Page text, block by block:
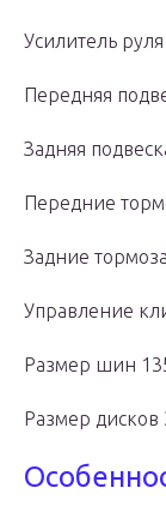
Усилитель
Передняя
Задняя
Передние
Задние
Управление
Размер шин
Размер дисков